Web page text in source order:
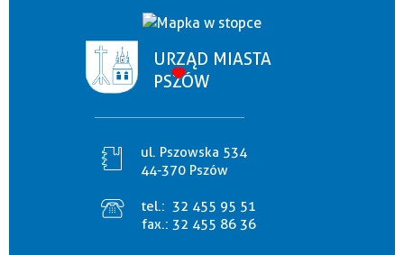
URZĄD MIASTA
PSZÓW
ul. Pszowska 534
44-370 Pszów
tel.: 32 455 95 51
fax.: 32 455 86 36